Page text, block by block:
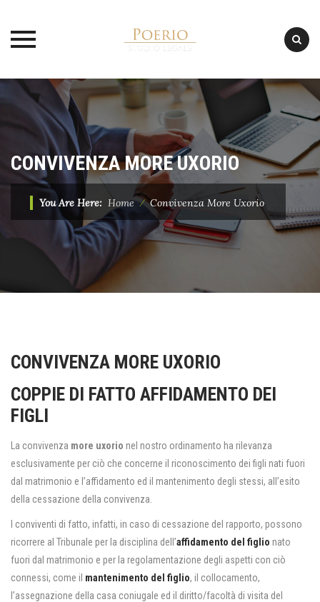
Skip
content
CONVIVENZA MORE UXORIO
You Are Here: Home⁄Convivenza More Uxorio
CONVIVENZA MORE UXORIO
COPPIE DI FATTO AFFIDAMENTO DEI
FIGLI
La convivenza more uxorio nel nostro ordinamento ha rilevanza
esclusivamente per ciò che concerne il riconoscimento dei figli nati fuori
dal matrimonio e l’affidamento ed il mantenimento degli stessi, all’esito
della cessazione della convivenza.
I conviventi di fatto, infatti, in caso di cessazione del rapporto, possono
ricorrere al Tribunale per la disciplina dell’affidamento del figlio nato
fuori dal matrimonio e per la regolamentazione degli aspetti con ciò
connessi, come il mantenimento del figlio, il collocamento,
l’assegnazione della casa coniugale ed il diritto/facoltà di visita del